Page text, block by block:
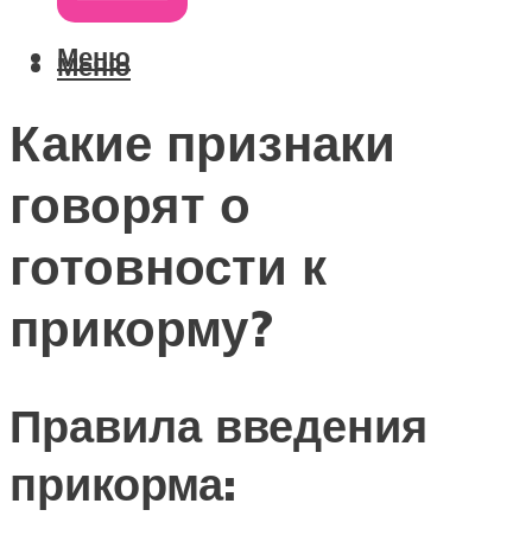
Меню
Меню
Какие признаки
говорят о
готовности к
прикорму?
Правила введения
прикорма: